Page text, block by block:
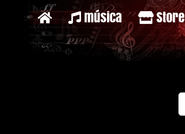
música Store